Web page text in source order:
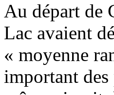
Au départ de
Lac avaient
« moyenne
important